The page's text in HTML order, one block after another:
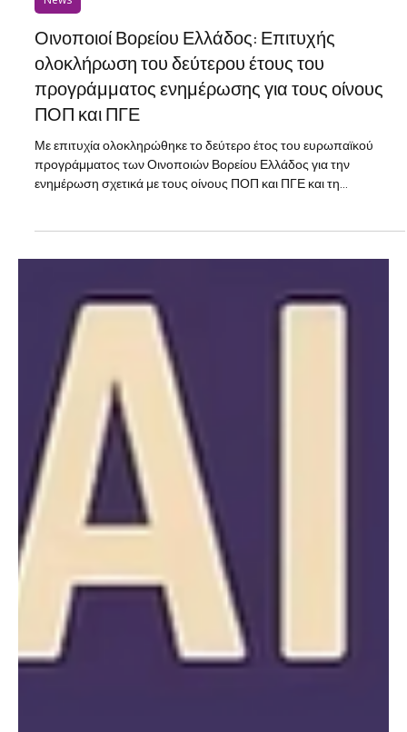
Οινοποιοί Βορείου Ελλάδος: Επιτυχής
ολοκλήρωση του δεύτερου έτους του
προγράμματος ενημέρωσης για τους οίνους
ΠΟΠ και ΠΓΕ
Με επιτυχία ολοκληρώθηκε το δεύτερο έτος του ευρωπαϊκού
προγράμματος των Οινοποιών Βορείου Ελλάδος για την
ενημέρωση σχετικά με τους οίνους ΠΟΠ και ΠΓΕ και τη
λελογισμένη κατανάλωση.